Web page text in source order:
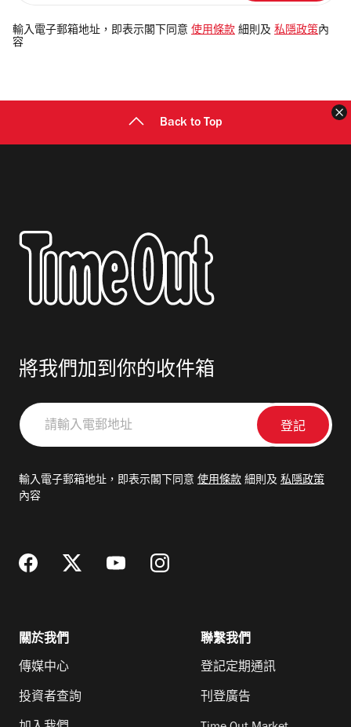
電
郵
輸入電子郵箱地址，即表示閣下同意 使用條款 細則及 私隱政策 內
容
Back to Top
將我們加到你的收件箱
請
輸
郵
輸入電子郵箱地址，即表示閣下同意 使用條款 細則及 私隱政策
內容
關於我們
傳媒中心
投資者查詢
聯繫我們
登記定期通訊
刊登廣告